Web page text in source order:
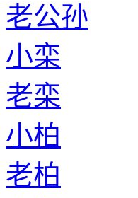
老公孙
小栾
老栾
小柏
老柏